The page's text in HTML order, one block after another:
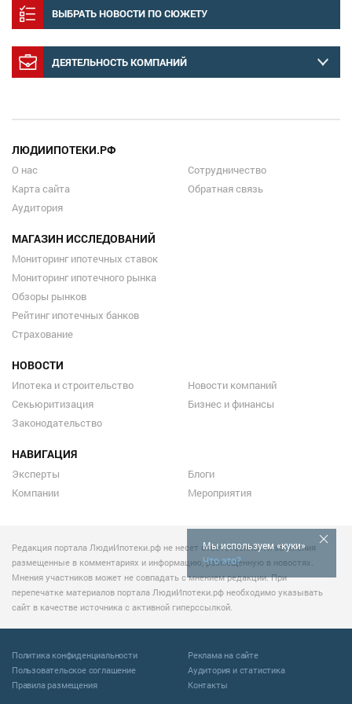
ВЫБРАТЬ НОВОСТИ ПО СЮЖЕТУ
ДЕЯТЕЛЬНОСТЬ КОМПАНИЙ
Мы используем «куки»
Что это?
ЛЮДИИПОТЕКИ.РФ
О нас
Карта сайта
Аудитория
Сотрудничество
Обратная связь
МАГАЗИН ИССЛЕДОВАНИЙ
Мониторинг ипотечных ставок
Мониторинг ипотечного рынка
Обзоры рынков
Рейтинг ипотечных банков
Страхование
НОВОСТИ
Ипотека и строительство
Секьюритизация
Законодательство
Новости компаний
Бизнес и финансы
НАВИГАЦИЯ
Эксперты
Компании
Блоги
Мероприятия
Редакция портала ЛюдиИпотеки.рф не несет ответственности за мнения
размещенные в комментариях и информацию, размещенную в новостях.
Мнения участников может не совпадать с мнением редакции. При
перепечатке материалов портала ЛюдиИпотеки.рф необходимо указывать
сайт в качестве источника с активной гиперссылкой.
Политика конфиденциальности
Пользовательское соглашение
Правила размещения
Реклама на сайте
Аудитория и статистика
Контакты